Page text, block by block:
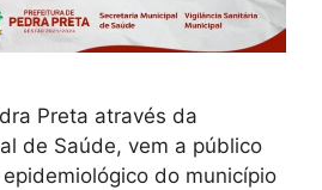
Preta através da
de Saúde, vem a público
do município